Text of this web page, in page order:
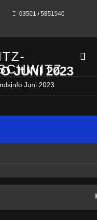
03501 / 5851940
JUNI 2023
Juni 2023